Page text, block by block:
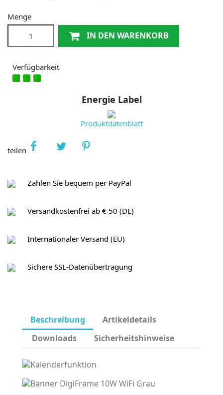
Menge
IN DEN WARENKORB
Verfügbarkeit
Energie Label
Produktdatenblatt
teilen
Zahlen Sie bequem per PayPal
Versandkostenfrei ab € 50 (DE)
Internationaler Versand (EU)
Sichere SSL-Datenübertragung
Beschreibung
Artikeldetails
Downloads
Sicherheitshinweise